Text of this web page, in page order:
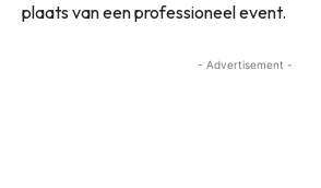
plaats van een professioneel event.
- Advertisement -